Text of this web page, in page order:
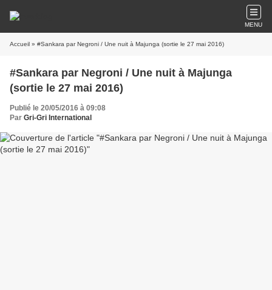
MENU
Accueil » #Sankara par Negroni / Une nuit à Majunga (sortie le 27 mai 2016)
#Sankara par Negroni / Une nuit à Majunga
(sortie le 27 mai 2016)
Publié le 20/05/2016 à 09:08
Par Gri-Gri International